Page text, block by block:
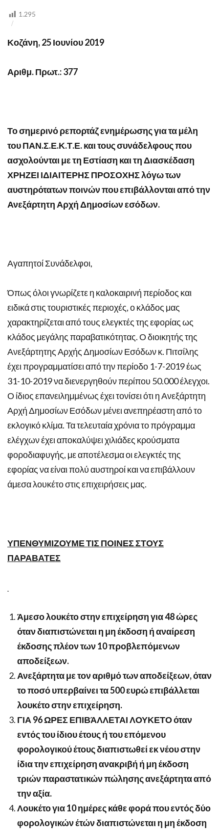
1.295
Κοζάνη, 25 Ιουνίου 2019
Αριθμ. Πρωτ.: 377
Το σημερινό ρεπορτάζ ενημέρωσης για τα μέλη
του ΠΑΝ.Σ.Ε.Κ.Τ.Ε. και τους συνάδελφους που
ασχολούνται με τη Εστίαση και τη Διασκέδαση
ΧΡΗΖΕΙ ΙΔΙΑΙΤΕΡΗΣ ΠΡΟΣΟΧΗΣ λόγω των
αυστηρότατων ποινών που επιβάλλονται από την
Ανεξάρτητη Αρχή Δημοσίων εσόδων.
Αγαπητοί Συνάδελφοι,
Όπως όλοι γνωρίζετε η καλοκαιρινή περίοδος και
ειδικά στις τουριστικές περιοχές, ο κλάδος μας
χαρακτηρίζεται από τους ελεγκτές της εφορίας ως
κλάδος μεγάλης παραβατικότητας. Ο διοικητής της
Ανεξάρτητης Αρχής Δημοσίων Εσόδων κ. Πιτσίλης
έχει προγραμματίσει από την περίοδο 1-7-2019 έως
31-10-2019 να διενεργηθούν περίπου 50.000 έλεγχοι.
Ο ίδιος επανειλημμένως έχει τονίσει ότι η Ανεξάρτητη
Αρχή Δημοσίων Εσόδων μένει ανεπηρέαστη από το
εκλογικό κλίμα. Τα τελευταία χρόνια το πρόγραμμα
ελέγχων έχει αποκαλύψει χιλιάδες κρούσματα
φοροδιαφυγής, με αποτέλεσμα οι ελεγκτές της
εφορίας να είναι πολύ αυστηροί και να επιβάλλουν
άμεσα λουκέτο στις επιχειρήσεις μας.
ΥΠΕΝΘΥΜΙΖΟΥΜΕ ΤΙΣ ΠΟΙΝΕΣ ΣΤΟΥΣ
ΠΑΡΑΒΑΤΕΣ
Άμεσο λουκέτο στην επιχείρηση για 48 ώρες
όταν διαπιστώνεται η μη έκδοση ή αναίρεση
έκδοσης πλέον των 10 προβλεπόμενων
αποδείξεων.
Ανεξάρτητα με τον αριθμό των αποδείξεων, όταν
το ποσό υπερβαίνει τα 500 ευρώ επιβάλλεται
λουκέτο στην επιχείρηση.
ΓΙΑ 96 ΩΡΕΣ ΕΠΙΒΆΛΛΕΤΑΙ ΛΟΥΚΕΤΟ όταν
εντός του ίδιου έτους ή του επόμενου
φορολογικού έτους διαπιστωθεί εκ νέου στην
ίδια την επιχείρηση ανακριβή ή μη έκδοση
τριών παραστατικών πώλησης ανεξάρτητα από
την αξία.
Λουκέτο για 10 ημέρες κάθε φορά που εντός δύο
φορολογικών έτών διαπιστώνεται η μη έκδοση